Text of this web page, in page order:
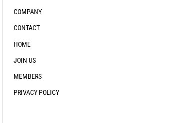
COMPANY
CONTACT
HOME
JOIN US
MEMBERS
PRIVACY POLICY